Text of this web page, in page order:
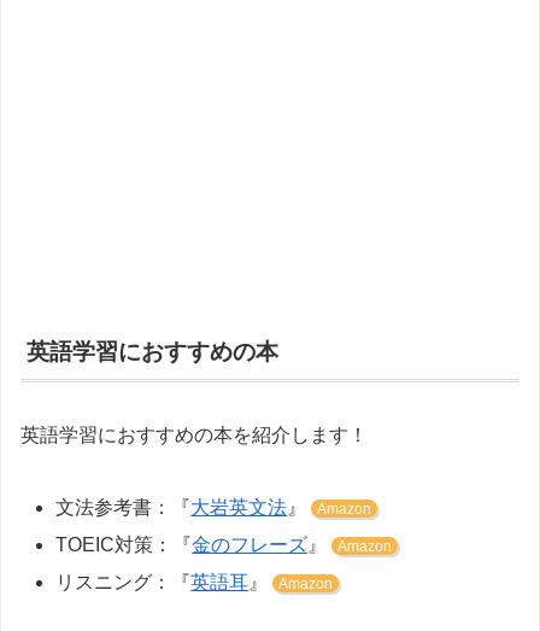
英語学習におすすめの本
英語学習におすすめの本を紹介します！
文法参考書：『大岩英文法 』 Amazon
TOEIC対策：『金のフレーズ 』 Amazon
リスニング：『英語耳』 Amazon